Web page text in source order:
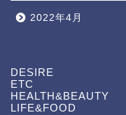
2022年4月
DESIRE
ETC
HEALTH&BEAUTY
LIFE&FOOD